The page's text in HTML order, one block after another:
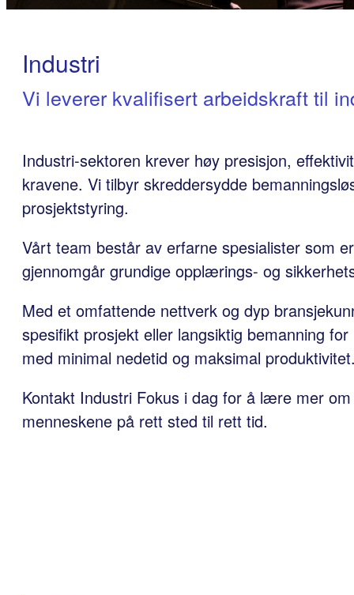
Industri
Vi leverer kvalifisert arbeidskraft til
Industri-sektoren krever høy presisjon,
kravene. Vi tilbyr skreddersydde
prosjektstyring.
Vårt team består av erfarne spesialister som
gjennomgår grundige opplærings- og
Med et omfattende nettverk og dyp
spesifikt prosjekt eller langsiktig bemanning
med minimal nedetid og maksimal
Kontakt Industri Fokus i dag for å lære mer
menneskene på rett sted til rett tid.